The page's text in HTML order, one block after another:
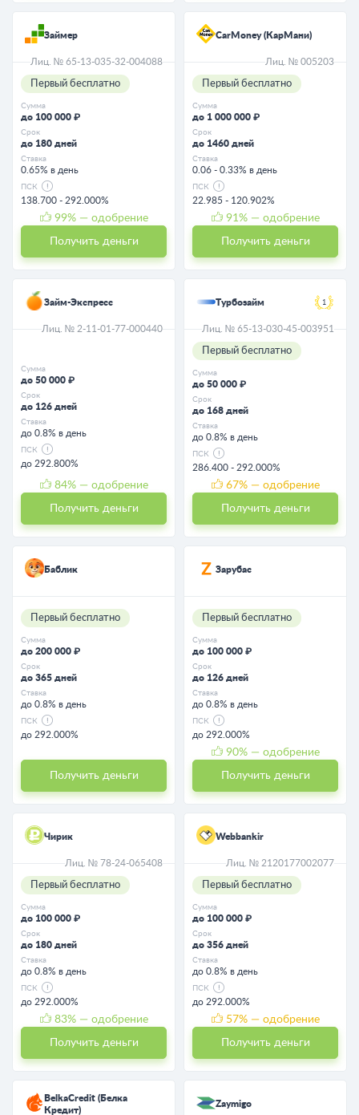
Займер
Лиц. № 65-13-035-32-004088
Первый бесплатно
Сумма
до 100 000 ₽
Срок
до 180 дней
Ставка
0.65% в день
ПСК
138.700 - 292.000%
99% — одобрение
Получить деньги
CarMoney (КарМани)
Лиц. № 005203
Первый бесплатно
Сумма
до 1 000 000 ₽
Срок
до 1460 дней
Ставка
0.06 - 0.33% в день
ПСК
22.985 - 120.902%
91 % — одобрение
Получить деньги
Займ-Экспресс
Лиц. № 2-11-01-77-000440
Сумма
до 50 000 ₽
Срок
до 126 дней
Ставка
до 0.8% в день
ПСК
до 292.800%
84% — одобрение
Получить деньги
Турбозайм 1
Лиц. № 65-13-030-45-003951
Первый бесплатно
Сумма
до 50 000 ₽
Срок
до 168 дней
Ставка
до 0.8% в день
ПСК
286.400 - 292.000%
67% — одобрение
Получить деньги
Баблик
Первый бесплатно
Сумма
до 200 000 ₽
Срок
до 365 дней
Ставка
до 0.8% в день
ПСК
до 292.000%
Получить деньги
Зарубас
Первый бесплатно
Сумма
до 100 000 ₽
Срок
до 126 дней
Ставка
до 0.8% в день
ПСК
до 292.000%
90% — одобрение
Получить деньги
Чирик
Лиц. № 78-24-065408
Первый бесплатно
Сумма
до 100 000 ₽
Срок
до 180 дней
Ставка
до 0.8% в день
ПСК
до 292.000%
83% — одобрение
Получить деньги
Webbankir
Лиц. № 2120177002077
Первый бесплатно
Сумма
до 100 000 ₽
Срок
до 356 дней
Ставка
до 0.8% в день
ПСК
до 292.000%
57% — одобрение
Получить деньги
BelkaCredit (Белка
Кредит)
Zaymigo